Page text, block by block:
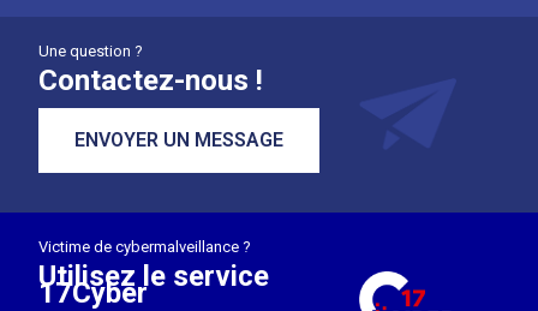
Une question ?
Contactez-nous !
ENVOYER UN MESSAGE
Victime de cybermalveillance ?
Utilisez le service
17Cyber